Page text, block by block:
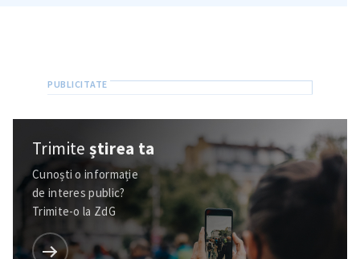
Trimiteștirea ta
Cunoști o informație
de interes public?
Trimite-o la ZdG